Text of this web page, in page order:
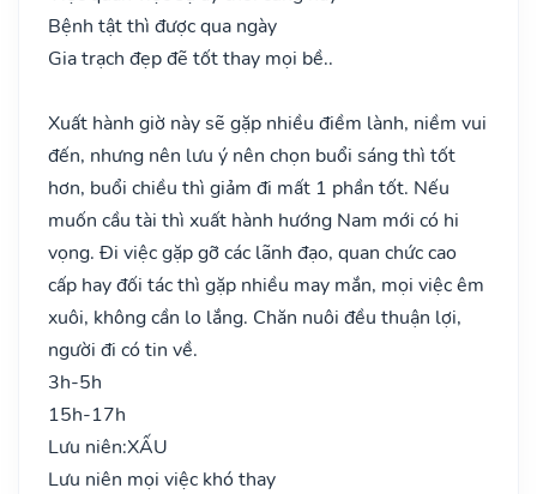
Bệnh tật thì được qua ngày
Gia trạch đẹp đẽ tốt thay mọi bề..
Xuất hành giờ này sẽ gặp nhiều điềm lành, niềm vui
đến, nhưng nên lưu ý nên chọn buổi sáng thì tốt
hơn, buổi chiều thì giảm đi mất 1 phần tốt. Nếu
muốn cầu tài thì xuất hành hướng Nam mới có hi
vọng. Đi việc gặp gỡ các lãnh đạo, quan chức cao
cấp hay đối tác thì gặp nhiều may mắn, mọi việc êm
xuôi, không cần lo lắng. Chăn nuôi đều thuận lợi,
người đi có tin về.
3h-5h
15h-17h
Lưu niên:XẤU
Lưu niên mọi việc khó thay